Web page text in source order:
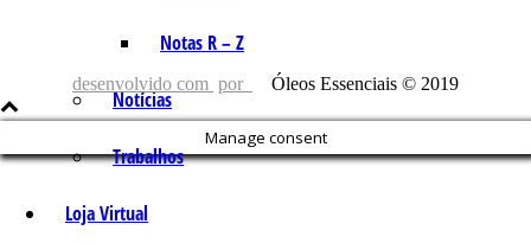
Notas R – Z
Notícias
Trabalhos
Loja Virtual
desenvolvido com por Óleos Essenciais © 2019
Manage consent